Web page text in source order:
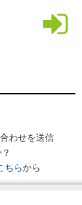
わせを送信
ちらから